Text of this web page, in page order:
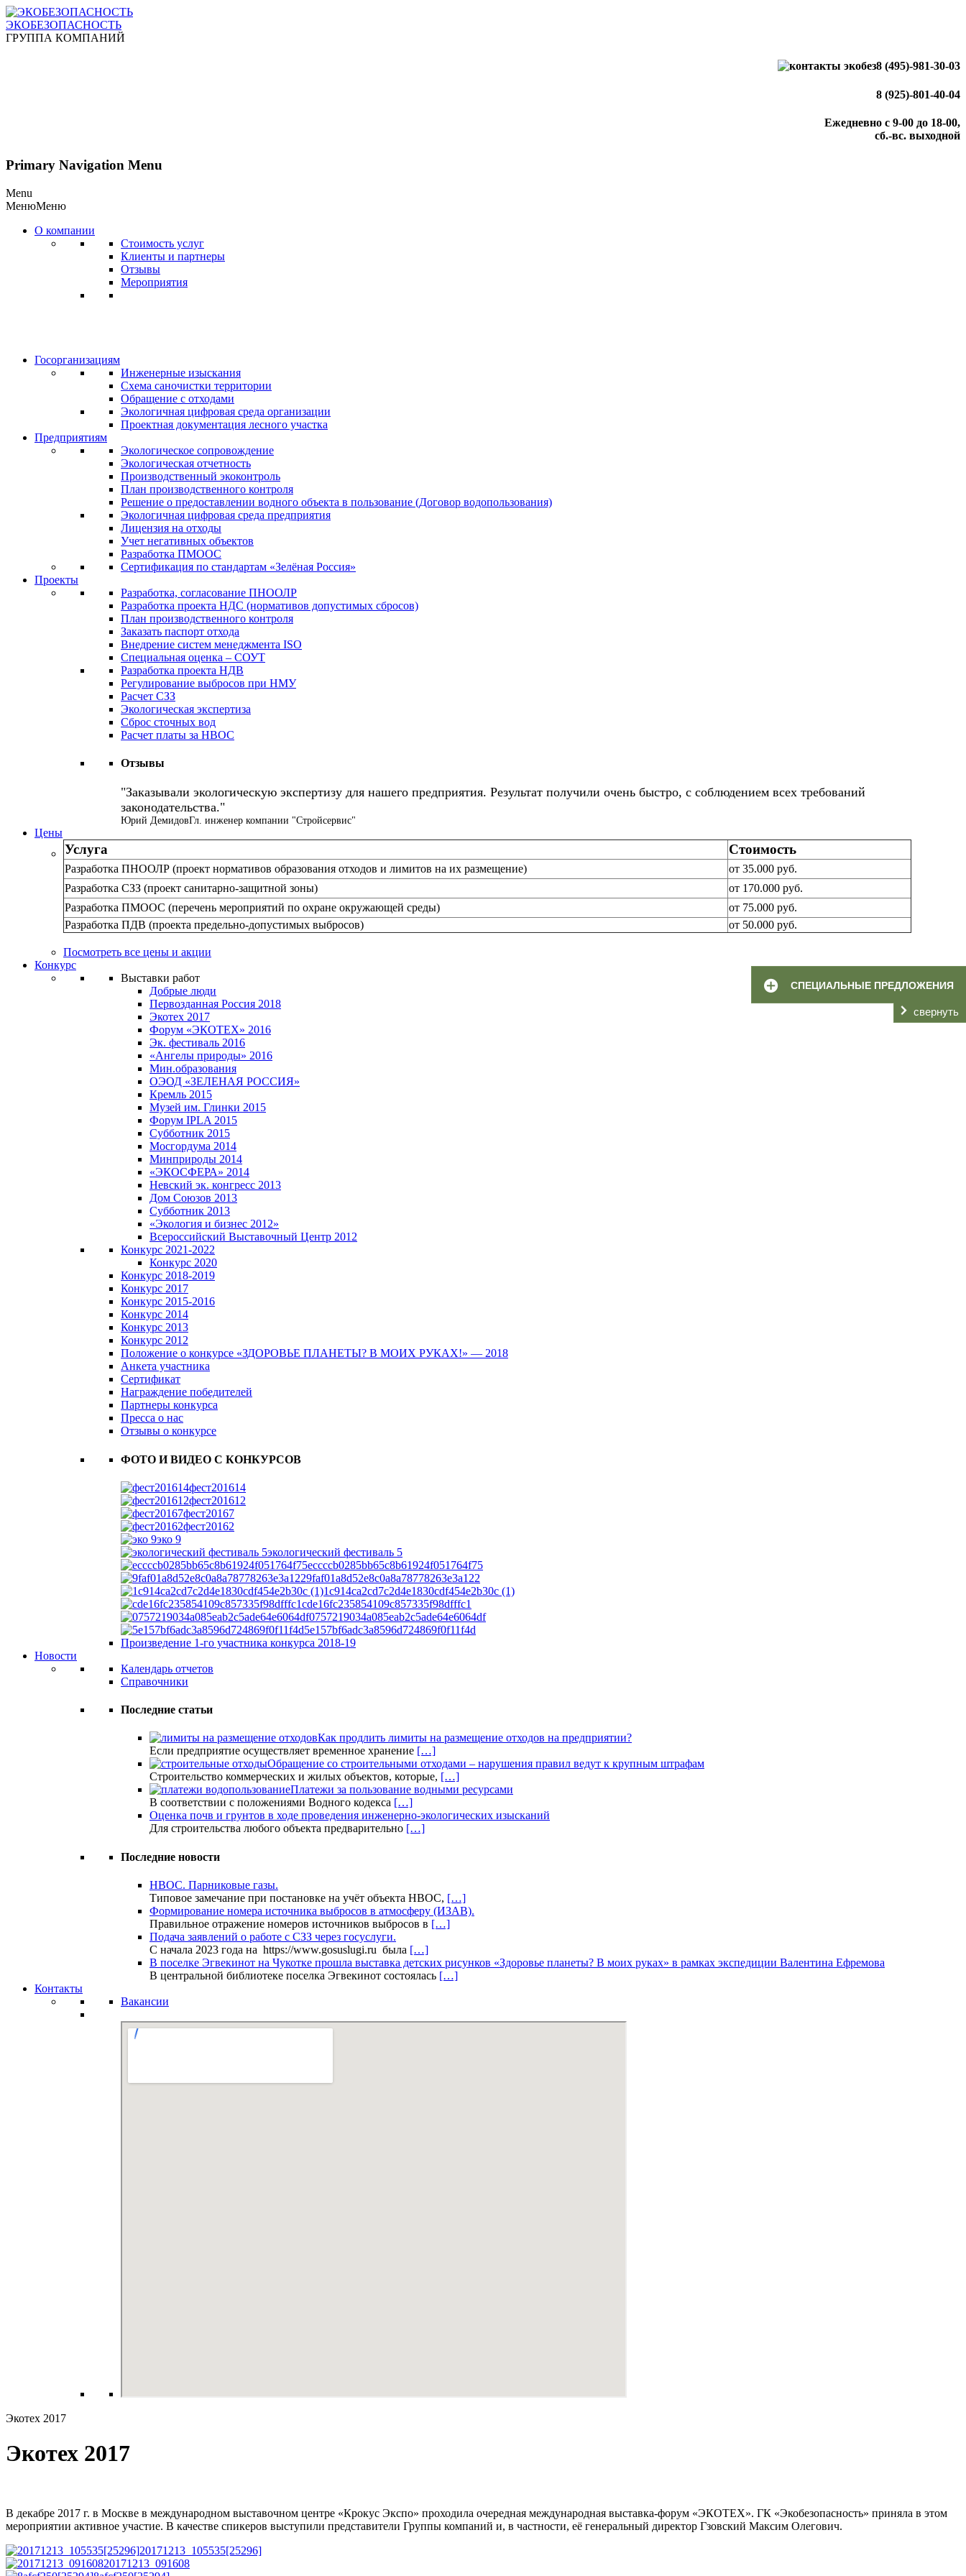
СПЕЦИАЛЬНЫЕ ПРЕДЛОЖЕНИЯ
свернуть
ЭКОБЕЗОПАСНОСТЬ
ГРУППА КОМПАНИЙ
8 (495)-981-30-03
8 (925)-801-40-04
Ежедневно с 9-00 до 18-00,
сб.-вс. выходной
Primary Navigation Menu
Menu
МенюМеню
О компании
Стоимость услуг
Клиенты и партнеры
Отзывы
Мероприятия
Госорганизациям
Инженерные изыскания
Схема саночистки территории
Обращение с отходами
Экологичная цифровая среда организации
Проектная документация лесного участка
Предприятиям
Экологическое сопровождение
Экологическая отчетность
Производственный экоконтроль
План производственного контроля
Решение о предоставлении водного объекта в пользование (Договор водопользования)
Экологичная цифровая среда предприятия
Лицензия на отходы
Учет негативных объектов
Разработка ПМООС
Сертификация по стандартам «Зелёная Россия»
Проекты
Разработка, согласование ПНООЛР
Разработка проекта НДС (нормативов допустимых сбросов)
План производственного контроля
Заказать паспорт отхода
Внедрение систем менеджмента ISO
Специальная оценка – СОУТ
Разработка проекта НДВ
Регулирование выбросов при НМУ
Расчет СЗЗ
Экологическая экспертиза
Сброс сточных вод
Расчет платы за НВОС
Отзывы
Заказывали экологическую экспертизу для нашего предприятия. Результат получили очень быстро, с соблюдением всех требований
законодательства.
Юрий ДемидовГл. инженер компании "Стройсервис"
Цены
Услуга Стоимость
Разработка ПНООЛР (проект нормативов образования отходов и лимитов на их размещение)
от 35.000 руб.
Разработка СЗЗ (проект санитарно-защитной зоны)
от 170.000 руб.
Разработка ПМООС (перечень мероприятий по охране окружающей среды)
от 75.000 руб.
Разработка ПДВ (проекта предельно-допустимых выбросов)
от 50.000 руб.
Посмотреть все цены и акции
Конкурс
Выставки работ
Добрые люди
Первозданная Россия 2018
Экотех 2017
Форум «ЭКОТЕХ» 2016
Эк. фестиваль 2016
«Ангелы природы» 2016
Мин.образования
ОЭОД «ЗЕЛЕНАЯ РОССИЯ»
Кремль 2015
Музей им. Глинки 2015
Форум IPLA 2015
Субботник 2015
Мосгордума 2014
Минприроды 2014
«ЭКОСФЕРА» 2014
Невский эк. конгресс 2013
Дом Союзов 2013
Субботник 2013
«Экология и бизнес 2012»
Всероссийский Выставочный Центр 2012
Конкурс 2021-2022
Конкурс 2020
Конкурс 2018-2019
Конкурс 2017
Конкурс 2015-2016
Конкурс 2014
Конкурс 2013
Конкурс 2012
Положение о конкурсе «ЗДОРОВЬЕ ПЛАНЕТЫ? В МОИХ РУКАХ!» — 2018
Анкета участника
Сертификат
Награждение победителей
Партнеры конкурса
Пресса о нас
Отзывы о конкурсе
ФОТО И ВИДЕО С КОНКУРСОВ
фест201614
фест201612
фест20167
фест20162
эко 9
экологический фестиваль 5
eccccb0285bb65c8b61924f051764f75
9faf01a8d52e8c0a8a78778263e3a122
1c914ca2cd7c2d4e1830cdf454e2b30c (1)
cde16fc235854109c857335f98dfffc1
0757219034a085eab2c5ade64e6064df
5e157bf6adc3a8596d724869f0f11f4d
Произведение 1-го участника конкурса 2018-19
Новости
Календарь отчетов
Справочники
Последние статьи
Как продлить лимиты на размещение отходов на предприятии?
Если предприятие осуществляет временное хранение […]
Обращение со строительными отходами – нарушения правил ведут к крупным штрафам
Строительство коммерческих и жилых объектов, которые, […]
Платежи за пользование водными ресурсами
В соответствии с положениями Водного кодекса […]
Оценка почв и грунтов в ходе проведения инженерно-экологических изысканий
Для строительства любого объекта предварительно […]
Последние новости
НВОС. Парниковые газы.
Типовое замечание при постановке на учёт объекта НВОС, […]
Формирование номера источника выбросов в атмосферу (ИЗАВ).
Правильное отражение номеров источников выбросов в […]
Подача заявлений о работе с СЗЗ через госуслуги.
С начала 2023 года на https://www.gosuslugi.ru была […]
В поселке Эгвекинот на Чукотке прошла выставка детских рисунков «Здоровье планеты? В моих руках» в рамках экспедиции Валентина Ефремова
В центральной библиотеке поселка Эгвекинот состоялась […]
Контакты
Вакансии
Экотех 2017
Экотех 2017
В декабре 2017 г. в Москве в международном выставочном центре «Крокус Экспо» проходила очередная международная выставка-форум «ЭКОТЕХ». ГК «Экобезопасность» приняла в этом
мероприятии активное участие. В качестве спикеров выступили представители Группы компаний и, в частности, её генеральный директор Гзовский Максим Олегович.
20171213_105535[25296]
20171213_091608